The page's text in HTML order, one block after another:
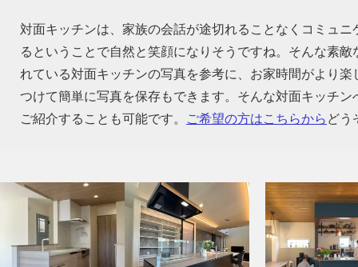
対面キッチンは、家族の会話が途切れることなくコミュ
るということで自然と笑顔になりそうですね。そんな素
れている対面キッチンの写真を参考に、お家時間がより
つけて簡単に写真を保存もできます。そんな対面キッチ
ご紹介することも可能です。
ご希望の方はこちらから どう